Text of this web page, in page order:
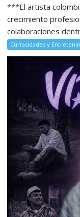
***El artista
crecimiento
colaboraciones
Curiosidades y